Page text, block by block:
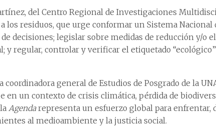
del Centro Regional de Investigaciones
los residuos, que urge conformar un Sistema
decisiones; legislar sobre medidas de reducción y/o
y regular, controlar y verificar el etiquetado
general de Estudios de Posgrado de la
en un contexto de crisis climática, pérdida de
Agendarepresenta un esfuerzo global para enfrentar,
al medioambiente y la justicia social.